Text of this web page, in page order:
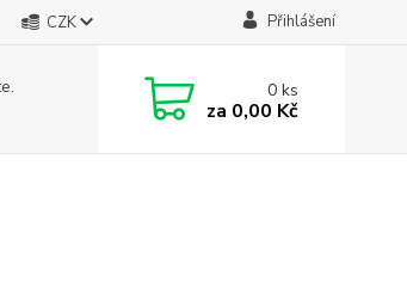
CZK Přihlášení
0ks
za 0,00 Kč